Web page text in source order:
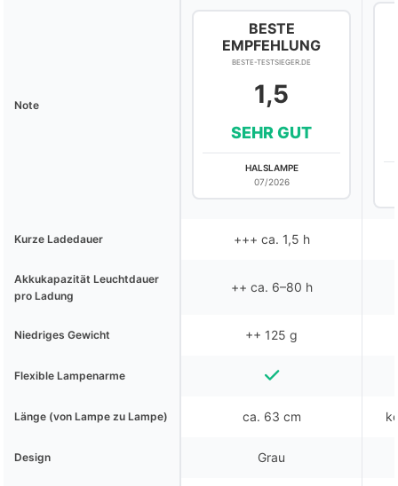
Note
BESTE
EMPFEHLUNG
BESTE-TESTSIEGER.DE
1,5
SEHR GUT
HALSLAMPE
07/2026
Kurze Ladedauer +++ ca. 1,5 h
Akkukapazität Leuchtdauer
pro Ladung
++ ca. 6–80 h
Niedriges Gewicht ++ 125 g
Flexible Lampenarme
Länge (von Lampe zu Lampe) ca. 63 cm
Design Grau